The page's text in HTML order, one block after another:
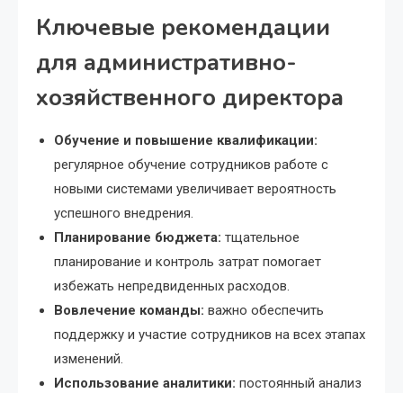
Ключевые рекомендации
для административно-
хозяйственного директора
Обучение и повышение квалификации:
регулярное обучение сотрудников работе с
новыми системами увеличивает вероятность
успешного внедрения.
Планирование бюджета: тщательное
планирование и контроль затрат помогает
избежать непредвиденных расходов.
Вовлечение команды: важно обеспечить
поддержку и участие сотрудников на всех этапах
изменений.
Использование аналитики: постоянный анализ